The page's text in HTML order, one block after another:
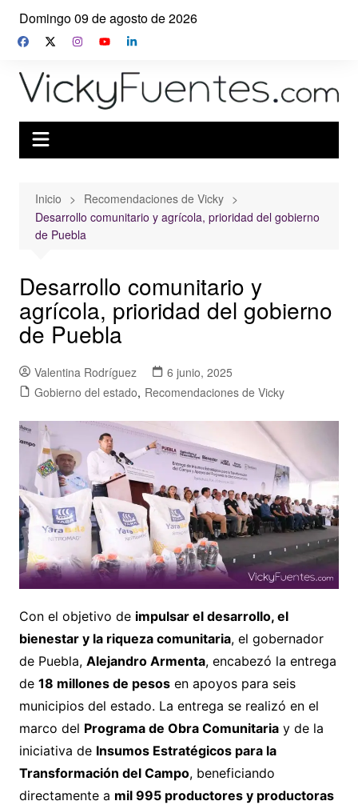
Saltar
contenido
Domingo 09 de agosto de 2026
Inicio
Recomendaciones de Vicky
Desarrollo comunitario y agrícola, prioridad del gobierno
de Puebla
Desarrollo comunitario y
agrícola, prioridad del gobierno
de Puebla
Valentina Rodríguez
6 junio, 2025
Gobierno del estado, Recomendaciones de Vicky
Con el objetivo de impulsar el desarrollo, el
bienestar y la riqueza comunitaria, el gobernador
de Puebla, Alejandro Armenta, encabezó la entrega
de 18 millones de pesosen apoyos para seis
municipios del estado. La entrega se realizó en el
marco del Programa de Obra Comunitariay de la
iniciativa de Insumos Estratégicos para la
Transformación del Campo, beneficiando
directamente a mil 995 productores y productoras